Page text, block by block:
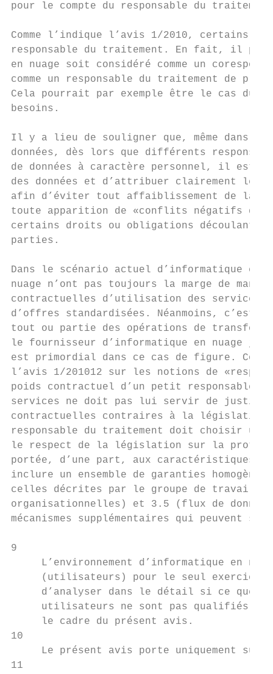
pour le compte du responsable du
Comme l’indique l’avis 1/2010,
responsable du traitement. En fait, il
en nuage soit considéré comme un
comme un responsable du traitement de
Cela pourrait par exemple être le cas du
besoins.
Il y a lieu de souligner que, même dans un
données, dès lors que différents
de données à caractère personnel, il est
des données et d’attribuer clairement
afin d’éviter tout affaiblissement de la
toute apparition de «conflits négatifs de
certains droits ou obligations découlant
parties.
Dans le scénario actuel d’informatique
nuage n’ont pas toujours la marge de
contractuelles d’utilisation des services
d’offres standardisées. Néanmoins,
tout ou partie des opérations de
le fournisseur d’informatique en nuage
est primordial dans ce cas de figure.
l’avis 1/201012 sur les notions de
poids contractuel d’un petit responsable
services ne doit pas lui servir de
contractuelles contraires à la législation
responsable du traitement doit choisir un
le respect de la législation sur la
portée, d’une part, aux caractéristiques
inclure un ensemble de garanties
celles décrites par le groupe de travail
organisationnelles) et 3.5 (flux de
mécanismes supplémentaires qui peuvent
9
L’environnement d’informatique en
(utilisateurs) pour le seul exercice
d’analyser dans le détail si ce que
utilisateurs ne sont pas qualifiés
     le cadre du présent avis.
10
Le présent avis porte uniquement sur
11